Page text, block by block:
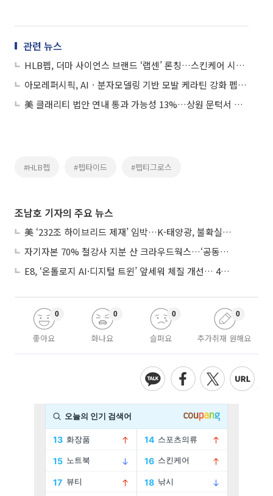
관련 뉴스
HLB펩, 더마 사이언스 브랜드 ‘랩센’ 론칭…스킨케어 시장 본격 진출
아모레퍼시픽, AIㆍ분자모델링 기반 모발 케라틴 강화 펩타이드 개발
美 클래리티 법안 연내 통과 가능성 13%…상원 문턱서 제동
#HLB펩 #펩타이드 #펩티그로스
조남호 기자의 주요 뉴스
美 ‘232조 하이브리드 제재’ 임박…K-태양광, 불확실성 털고 날개 다나
자기자본 70% 철강사 지분 산 크라우드웍스…‘공동경영’으로 AI 시너지 낼까
E8, ‘온톨로지 AI·디지털 트윈’ 앞세워 체질 개선… 4분기 흑자전환 총력
좋아요
0
화나요
0
슬퍼요
0
추가취재 원해요
0